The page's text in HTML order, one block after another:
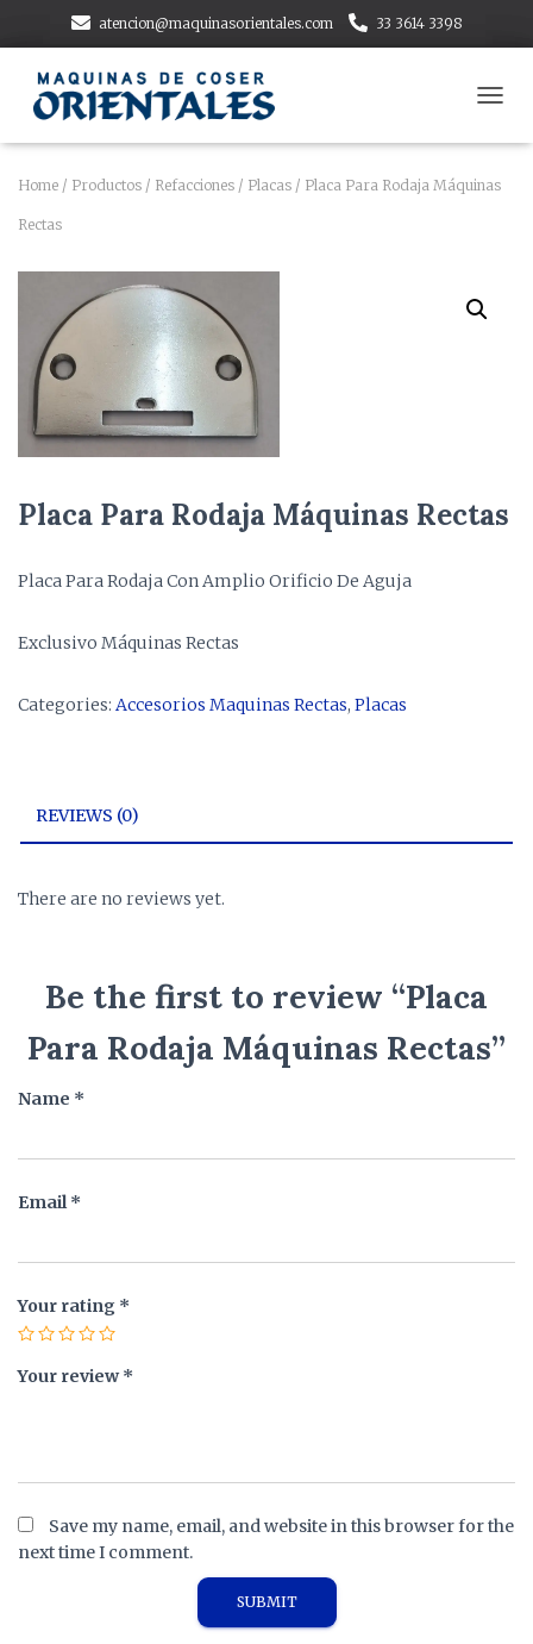
atencion@maquinasorientales.com 33 3614 3398
G
Home / Productos / Refacciones / Placas / Placa Para Rodaja Máquinas
Rectas
Placa Para Rodaja Máquinas Rectas
Placa Para Rodaja Con Amplio Orificio De Aguja
Exclusivo Máquinas Rectas
Categories: Accesorios Maquinas Rectas, Placas
REVIEWS (0)
There are no reviews yet.
Be the first to review “Placa
Para Rodaja Máquinas Rectas”
Name *
Email*
Your rating *
Your review*
Save my name, email, and website in this browser for the
next time I comment.